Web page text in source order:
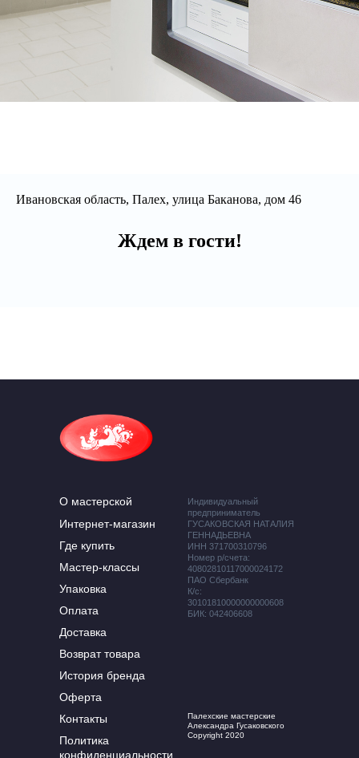
Ивановская область, Палех, улица Баканова, дом 46
Ждем в гости!
О мастерской
Интернет-магазин
Мастер-классы
Упаковка
Оферта
Политика
конфиденциальности
Доставка
Контакты
Возврат товара
Индивидуальный
предприниматель
ГУСАКОВСКАЯ НАТАЛИЯ
ГЕННАДЬЕВНА
ИНН 371700310796
Номер р/счета:
40802810117000024172
ПАО Сбербанк
К/с:
30101810000000000608
БИК: 042406608
Палехские мастерские
Александра Гусаковского
Copyright 2020
Где купить
Оплата
История бренда